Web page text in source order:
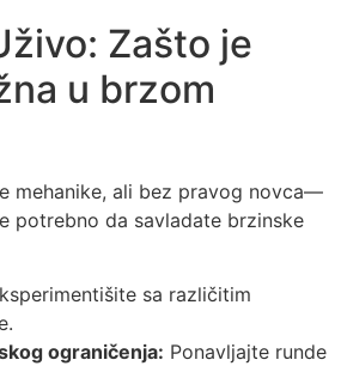
Zašto je
u brzom
mehanike, ali bez pravog novca—
potrebno da savladate brzinske
sa različitim
ograničenja: Ponavljajte runde